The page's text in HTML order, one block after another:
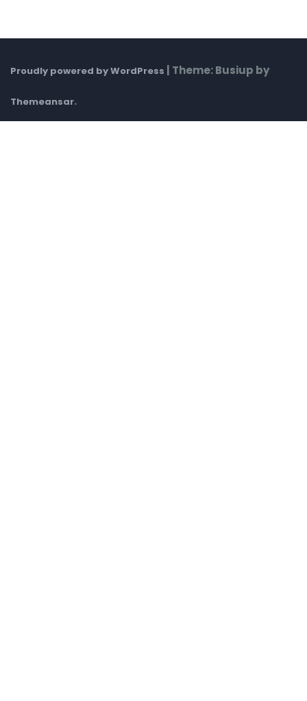
Proudly powered by WordPress Theme: Busiup by
Themeansar.